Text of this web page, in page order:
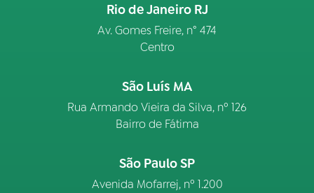
Rio de Janeiro RJ
Av. Gomes Freire, n° 474
Centro
São Luís MA
Rua Armando Vieira da Silva, nº 126
Bairro de Fátima
São Paulo SP
Avenida Mofarrej, nº 1.200